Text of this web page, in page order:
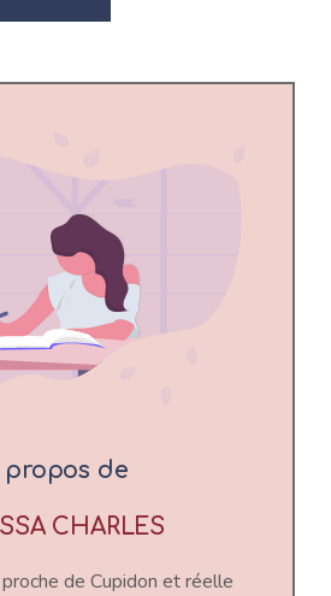
propos de
CHARLES
de Cupidon et réelle